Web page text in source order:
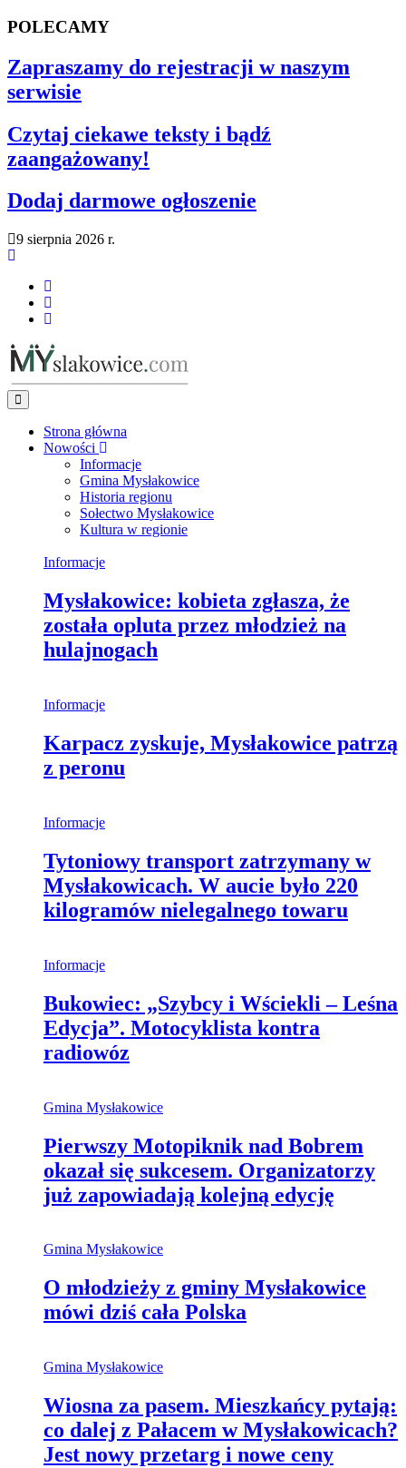
POLECAMY
Zapraszamy do rejestracji w naszym
serwisie
Czytaj ciekawe teksty i bądź
zaangażowany!
Dodaj darmowe ogłoszenie
9 sierpnia 2026 r.
Strona główna
Nowości
Informacje
Gmina Mysłakowice
Historia regionu
Sołectwo Mysłakowice
Kultura w regionie
Informacje
Mysłakowice: kobieta zgłasza, że
została opluta przez młodzież na
hulajnogach
Informacje
Karpacz zyskuje, Mysłakowice patrzą
z peronu
Informacje
Tytoniowy transport zatrzymany w
Mysłakowicach. W aucie było 220
kilogramów nielegalnego towaru
Informacje
Bukowiec: „Szybcy i Wściekli – Leśna
Edycja”. Motocyklista kontra
radiowóz
Gmina Mysłakowice
Pierwszy Motopiknik nad Bobrem
okazał się sukcesem. Organizatorzy
już zapowiadają kolejną edycję
Gmina Mysłakowice
O młodzieży z gminy Mysłakowice
mówi dziś cała Polska
Gmina Mysłakowice
Wiosna za pasem. Mieszkańcy pytają:
co dalej z Pałacem w Mysłakowicach?
Jest nowy przetarg i nowe ceny